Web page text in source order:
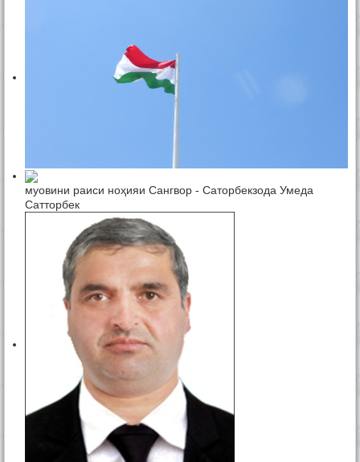
муовини раиси ноҳияи Сангвор - Саторбекзода Умеда
Сатторбек